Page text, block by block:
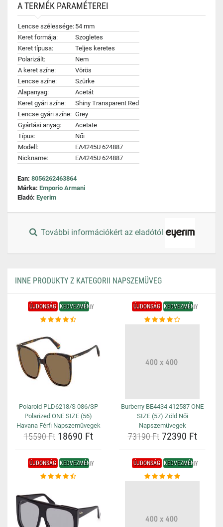
A TERMÉK PARAMÉTEREI
Lencse szélessége: 54 mm
Keret formája:
Szogletes
Keret típusa:
Teljes keretes
Polarizált:
Nem
A keret színe:
Vörös
Lencse színe:
Szürke
Alapanyag:
Acetát
Keret gyári színe:
Shiny Transparent Red
Lencse gyári színe: Grey
Gyártási anyag:
Acetate
Típus:
Női
Modell:
EA4245U 624887
Nickname:
EA4245U 624887
Ean: 8056262463864
Márka: Emporio Armani
Eladó: Eyerim
További információkért az eladótól
INNE PRODUKTY Z KATEGORII NAPSZEMÜVEG
ÚJDONSÁG KEDVEZMÉNY
Polaroid PLD6218/S 086/SP
Polarized ONE SIZE (56)
Havana Férfi Napszemüvegek
15590 Ft18690 Ft
ÚJDONSÁG KEDVEZMÉNY
Burberry BE4434 412587 ONE
SIZE (57) Zöld Női
Napszemüvegek
73190 Ft72390 Ft
ÚJDONSÁG KEDVEZMÉNY ÚJDONSÁG KEDVEZMÉNY